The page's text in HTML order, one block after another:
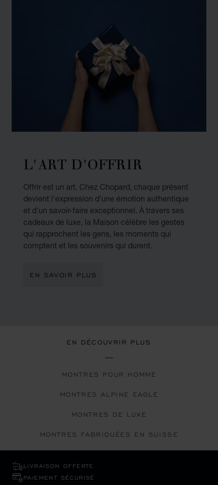
L'ART D'OFFRIR
Offrir est un art. Chez Chopard, chaque présent
devient l'expression d'une émotion authentique
et d'un savoir-faire exceptionnel. À travers ses
cadeaux de luxe, la Maison célèbre les gestes
qui rapprochent les gens, les moments qui
comptent et les souvenirs qui durent.
EN SAVOIR PLUS
EN DÉCOUVRIR PLUS
MONTRES POUR HOMME
MONTRES ALPINE EAGLE
MONTRES DE LUXE
MONTRES FABRIQUÉES EN SUISSE
LIVRAISON OFFERTE
PAIEMENT SÉCURISÉ